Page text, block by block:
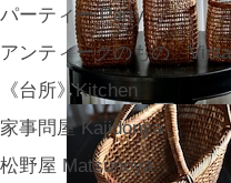
パーティー Party
アンティークのもの
《台所》Kitchen
家事問屋 Kajidonya
松野屋 Matsunoya